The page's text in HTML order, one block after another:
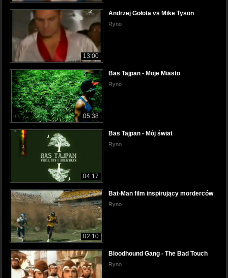
13:00
Andrzej Gołota vs Mike Tyson
Ryno
05:38
Bas Tajpan - Moje Miasto
Ryno
04:17
Bas Tajpan - Mój świat
Ryno
02:10
Bat-Man film inspirujący morderców
Ryno
Bloodhound Gang - The Bad Touch
Ryno